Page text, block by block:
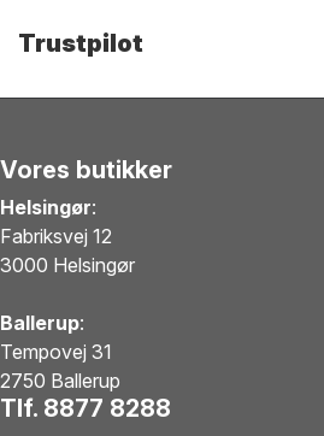
Trustpilot
Vores butikker
Helsingør:
Fabriksvej 12
3000 Helsingør
Ballerup:
Tempovej 31
2750 Ballerup
Tlf. 8877 8288